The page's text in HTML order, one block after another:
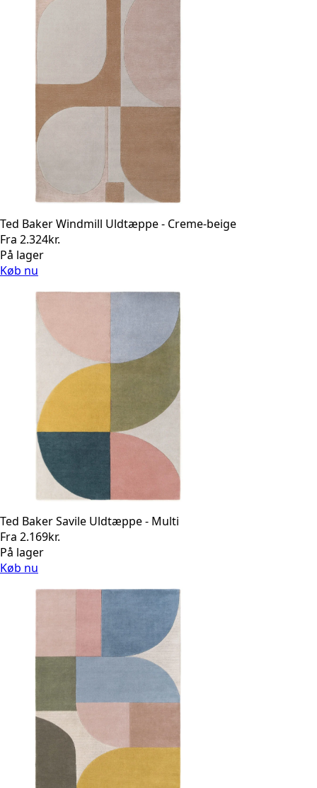
Ted Baker Windmill Uldtæppe - Creme-beige
Fra 2.324kr.
På lager
Køb nu
Ted Baker Savile Uldtæppe - Multi
Fra 2.169kr.
På lager
Køb nu